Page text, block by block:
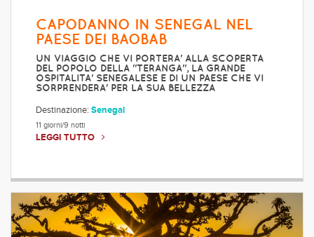
CAPODANNO IN SENEGAL NEL
PAESE DEI BAOBAB
UN VIAGGIO CHE VI PORTERA' ALLA SCOPERTA
DEL POPOLO DELLA "TERANGA", LA GRANDE
OSPITALITA' SENEGALESE E DI UN PAESE CHE VI
SORPRENDERA' PER LA SUA BELLEZZA
Destinazione: Senegal
11 giorni/9 notti
LEGGI TUTTO